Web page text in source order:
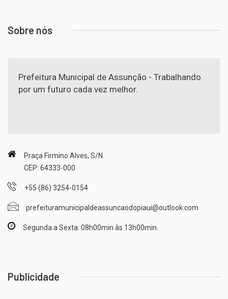
Sobre nós
Prefeitura Municipal de Assunção - Trabalhando
por um futuro cada vez melhor.
Praça Firmino Alves, S/N
CEP: 64333-000
+55 (86) 3254-0154
prefeituramunicipaldeassuncaodopiaui@outlook.com
Segunda a Sexta: 08h00min às 13h00min.
Publicidade